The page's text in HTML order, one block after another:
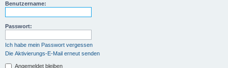
Benutzername:
Passwort:
Ich habe mein Passwort vergessen
Die Aktivierungs-E-Mail erneut senden
Angemeldet bleiben